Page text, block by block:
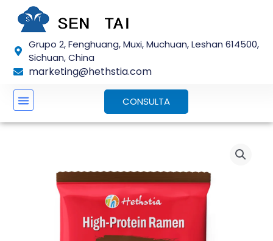
para
conteúdo
Grupo 2, Fenghuang, Muxi, Muchuan, Leshan 614500,
Sichuan, China
marketing@hethstia.com
CONSULTA